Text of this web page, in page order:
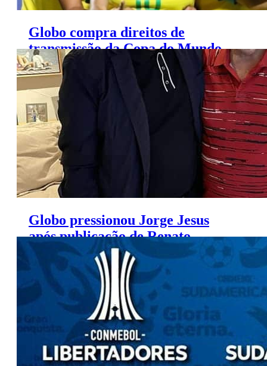
Globo compra direitos de
transmissão da Copa do Mundo
Feminina de 2023
Globo pressionou Jorge Jesus
após publicação de Renato
Maurício Prado